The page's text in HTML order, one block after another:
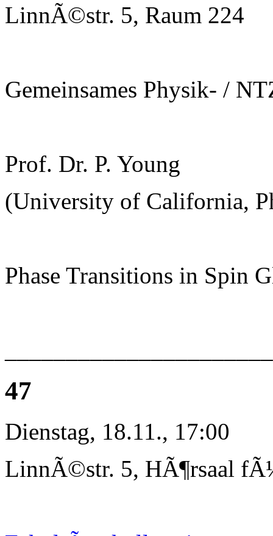
LinnÃ©str. 5, Raum 224
Gemeinsames Physik- /
Prof. Dr. P. Young
(University of California,
Phase Transitions in Spin
47
Dienstag, 18.11., 17:00
LinnÃ©str. 5, HÃ¶rsaal